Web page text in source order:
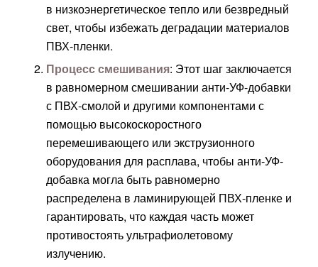
в низкоэнергетическое тепло или безвредный
свет, чтобы избежать деградации материалов
ПВХ-пленки.
Процесс смешивания: Этот шаг заключается
в равномерном смешивании анти-УФ-добавки
с ПВХ-смолой и другими компонентами с
помощью высокоскоростного
перемешивающего или экструзионного
оборудования для расплава, чтобы анти-УФ-
добавка могла быть равномерно
распределена в ламинирующей ПВХ-пленке и
гарантировать, что каждая часть может
противостоять ультрафиолетовому
излучению.